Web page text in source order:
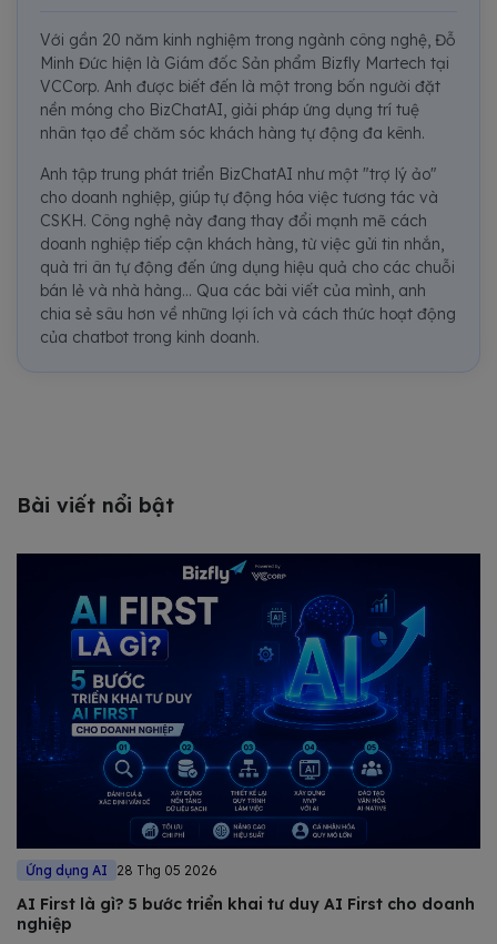
Với gần 20 năm kinh nghiệm trong ngành công nghệ, Đỗ
Minh Đức hiện là Giám đốc Sản phẩm Bizfly Martech tại
VCCorp. Anh được biết đến là một trong bốn người đặt
nền móng cho BizChatAI, giải pháp ứng dụng trí tuệ
nhân tạo để chăm sóc khách hàng tự động đa kênh.
Anh tập trung phát triển BizChatAI như một "trợ lý ảo"
cho doanh nghiệp, giúp tự động hóa việc tương tác và
CSKH. Công nghệ này đang thay đổi mạnh mẽ cách
doanh nghiệp tiếp cận khách hàng, từ việc gửi tin nhắn,
quà tri ân tự động đến ứng dụng hiệu quả cho các chuỗi
bán lẻ và nhà hàng... Qua các bài viết của mình, anh
chia sẻ sâu hơn về những lợi ích và cách thức hoạt động
của chatbot trong kinh doanh.
Bài viết nổi bật
Ứng dụng AI 28 Thg 05 2026
AI First là gì? 5 bước triển khai tư duy AI First cho doanh
nghiệp